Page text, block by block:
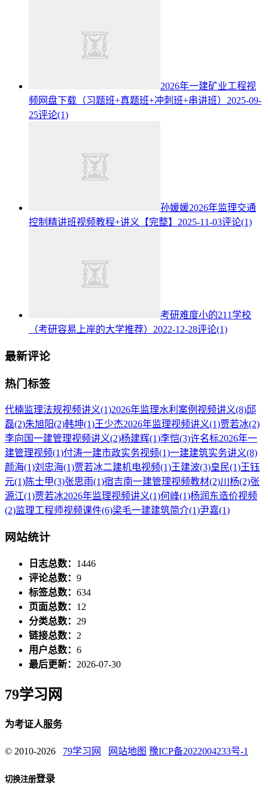
2026年一建矿业工程视
频网盘下载（习题班+真题班+冲刺班+串讲班） 2025-09-
25评论(1)
孙媛媛2026年监理交通
控制精讲班视频教程+讲义【完整】 2025-11-03评论(1)
考研难度小的211学校
（考研容易上岸的大学推荐） 2022-12-28评论(1)
最新评论
热门标签
代楠监理法规视频讲义(1)2026年监理水利案例视频讲义(8)邱
磊(2)朱旭阳(2)韩坤(1)王少杰2026年监理视频讲义(1)贾若冰(2)
李向国一建管理视频讲义(2)杨建辉(1)李恺(3)许名标2026年一
建管理视频(1)付涛一建市政实务视频(1)一建建筑实务讲义(8)
颜海(1)刘忠海(1)贾若冰二建机电视频(1)王建波(3)皇民(1)王钰
元(1)陈士甲(3)张思雨(1)宿吉南一建管理视频教材(2)川杨(2)张
源江(1)贾若冰2026年监理视频讲义(1)何峰(1)杨润东造价视频
(2)监理工程师视频课件(6)梁毛一建建筑简介(1)尹嘉(1)
网站统计
日志总数： 1446
评论总数： 9
标签总数： 634
页面总数： 12
分类总数： 29
链接总数： 2
用户总数： 6
最后更新： 2026-07-30
79学习网
为考证人服务
© 2010-2026 79学习网 网站地图 豫ICP备2022004233号-1
切换注册登录